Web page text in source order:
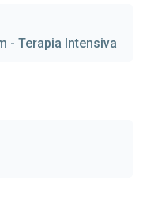
- Terapia Intensiva